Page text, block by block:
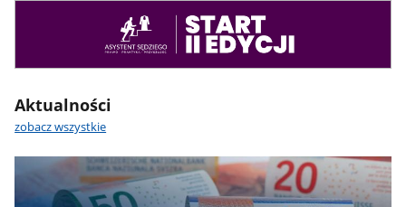
Aktualności
zobacz wszystkie